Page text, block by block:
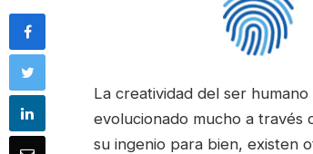
La creatividad del ser
evolucionado mucho a través
su ingenio para bien, existen